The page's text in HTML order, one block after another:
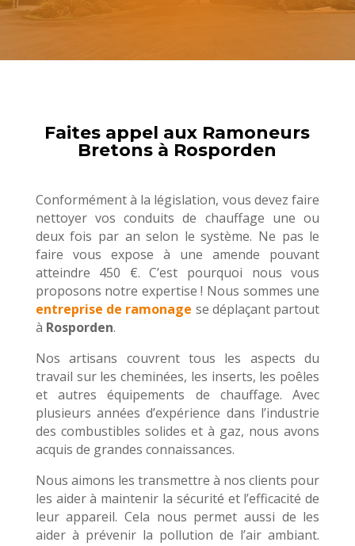
Faites appel aux Ramoneurs
Bretons à Rosporden
Conformément à la législation, vous devez faire
nettoyer vos conduits de chauffage une ou
deux fois par an selon le système. Ne pas le
faire vous expose à une amende pouvant
atteindre 450 €. C’est pourquoi nous vous
proposons notre expertise ! Nous sommes une
entreprise de ramonage se déplaçant partout
à Rosporden.
Nos artisans couvrent tous les aspects du
travail sur les cheminées, les inserts, les poêles
et autres équipements de chauffage. Avec
plusieurs années d’expérience dans l’industrie
des combustibles solides et à gaz, nous avons
acquis de grandes connaissances.
Nous aimons les transmettre à nos clients pour
les aider à maintenir la sécurité et l’efficacité de
leur appareil. Cela nous permet aussi de les
aider à prévenir la pollution de l’air ambiant.